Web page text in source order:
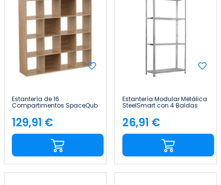
Estantería de 16
Compartimentos SpaceQub
134x31.5x134cm 7house
Precio
129,91 €
Estantería Modular Metálica
SteelSmart con 4 Baldas
Precio
26,91 €